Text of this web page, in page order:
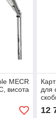
MECR
висота
для
12